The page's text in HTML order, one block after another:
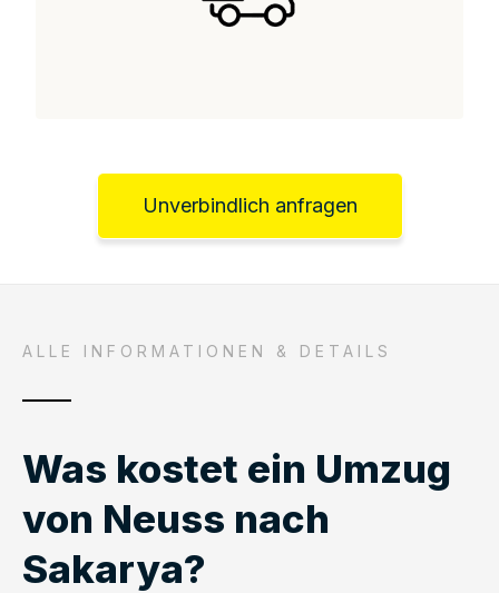
Unverbindlich anfragen
ALLE INFORMATIONEN & DETAILS
Was kostet ein Umzug
von Neuss nach
Sakarya?